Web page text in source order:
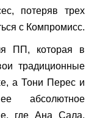
потеряв трех
с Компромисс.
ПП, которая в
традиционные
а Тони Перес и
абсолютное
где Ана Сала,